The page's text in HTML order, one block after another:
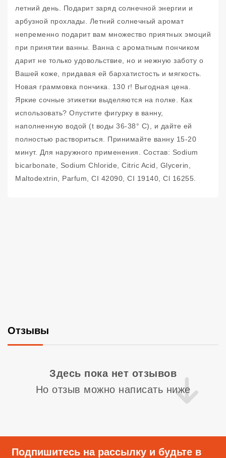
летний день. Подарит заряд солнечной энергии и
арбузной прохлады. Летний солнечный аромат
непременно подарит вам множество приятных эмоций
при принятии ванны. Ванна с ароматным пончиком
дарит не только удовольствие, но и нежную заботу о
Вашей коже, придавая ей бархатистость и мягкость.
Новая граммовка пончика. 130 г! Выгодная цена.
Яркие сочные этикетки выделяются на полке. Как
использовать? Опустите фигурку в ванну,
наполненную водой (t воды 36-38° С), и дайте ей
полностью раствориться. Принимайте ванну 15-20
минут. Для наружного применения. Состав: Sodium
bicarbonate, Sodium Chloride, Citric Acid, Glycerin,
Maltodextrin, Parfum, CI 42090, CI 19140, Cl 16255.
Отзывы
Здесь пока нет отзывов
Но отзыв можно написать ниже
Подпишитесь на рассылку и будьте в